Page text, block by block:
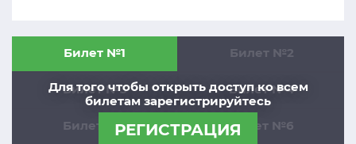
Для того чтобы открыть доступ ко всем
билетам зарегистрируйтесь
РЕГИСТРАЦИЯ
Билет №1 Билет №2
Билет №3 Билет №4
Билет №5 Билет №6